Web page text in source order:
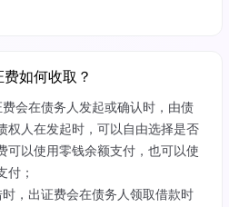
如何收取？
会在债务人发起或确认时，由债
权人在发起时，可以自由选择是否
可以使用零钱余额支付，也可以使
付；
，出证费会在债务人领取借款时